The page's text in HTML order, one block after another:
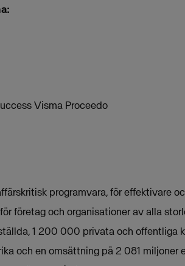
Visma Proceedo
programvara, för effektivare
företag och organisationer av alla
1 200 000 privata och offentliga
och en omsättning på 2 081 miljoner